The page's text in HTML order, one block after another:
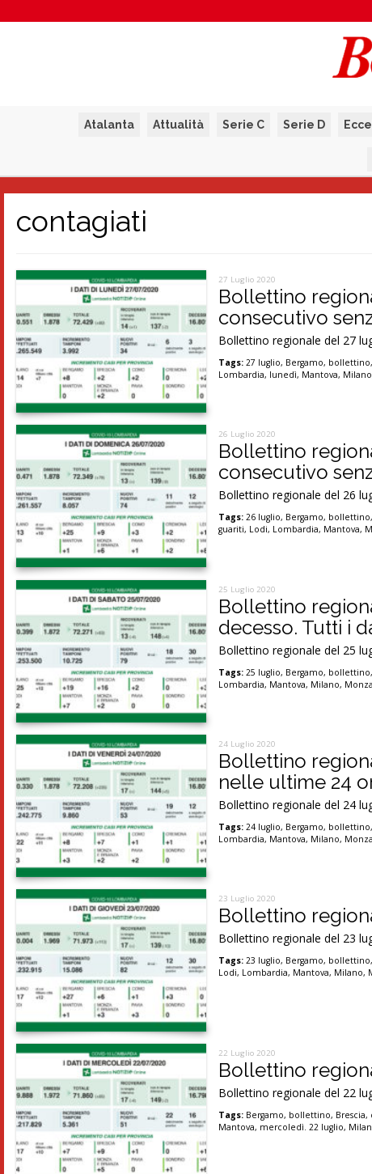
Atalanta Attualità Serie C Serie D
contagiati
27 Luglio 2020
Bollettino
consecutivo
Bollettino regionale del 27
Tags: 27 luglio, Bergamo, bollettino,
Lombardia, lunedì, Mantova, Milano
26 Luglio 2020
Bollettino
consecutivo
Bollettino regionale del 26
Tags: 26 luglio, Bergamo, bollettino,
guariti, Lodi, Lombardia, Mantova,
25 Luglio 2020
Bollettino
decesso. Tutti i
Bollettino regionale del 25
Tags: 25 luglio, Bergamo, bollettino,
Lombardia, Mantova, Milano,
24 Luglio 2020
Bollettino
nelle ultime 24
Bollettino regionale del 24
Tags: 24 luglio, Bergamo, bollettino,
Lombardia, Mantova, Milano,
23 Luglio 2020
Bollettino
Bollettino regionale del 23
Tags: 23 luglio, Bergamo, bollettino,
Lodi, Lombardia, Mantova, Milano,
22 Luglio 2020
Bollettino
Bollettino regionale del 22
Tags: Bergamo, bollettino, Brescia,
Mantova, mercoledì. 22 luglio,